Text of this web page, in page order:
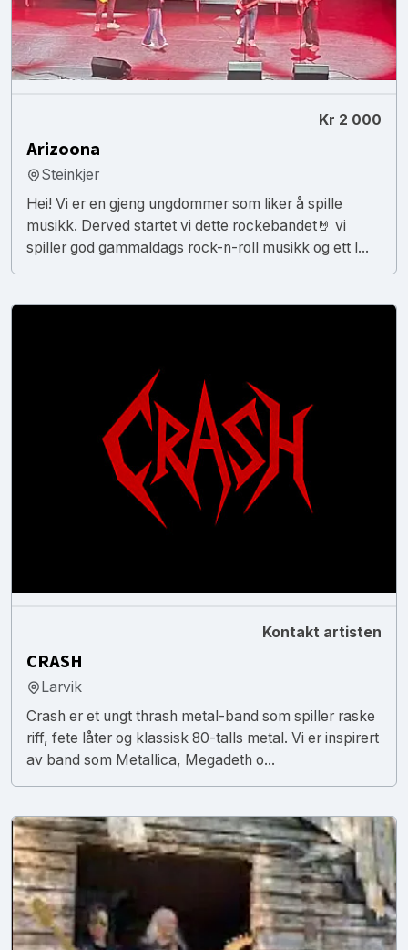
Kr 2 000
Arizoona
Steinkjer
Hei! Vi er en gjeng ungdommer som liker å spille
musikk. Derved startet vi dette rockebandet🤘 vi
spiller god gammaldags rock-n-roll musikk og ett l...
Kontakt artisten
CRASH
Larvik
Crash er et ungt thrash metal-band som spiller raske
riff, fete låter og klassisk 80-talls metal. Vi er inspirert
av band som Metallica, Megadeth o...